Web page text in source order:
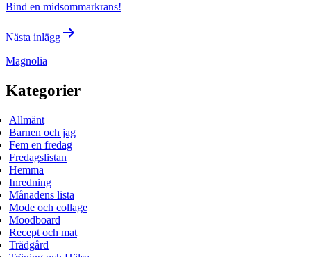
Bind en midsommarkrans!
Nästa inlägg
Magnolia
Kategorier
Allmänt
Barnen och jag
Fem en fredag
Fredagslistan
Hemma
Inredning
Månadens lista
Mode och collage
Moodboard
Recept och mat
Trädgård